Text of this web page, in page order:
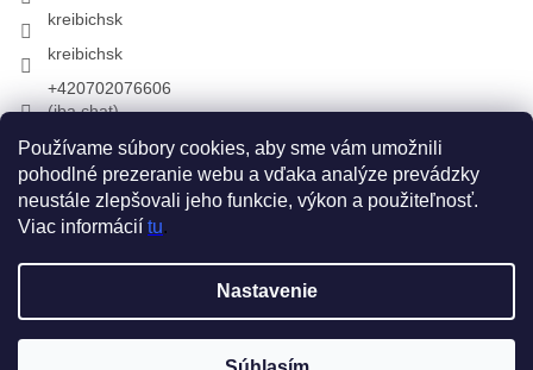
Používame súbory cookies, aby sme vám umožnili
pohodlné prezeranie webu a vďaka analýze prevádzky
neustále zlepšovali jeho funkcie, výkon a použiteľnosť.
Viac informácií tu.
Nastavenie
kreibichsk
kreibichsk
+420702076606
(iba chat)
Prijímame online platby